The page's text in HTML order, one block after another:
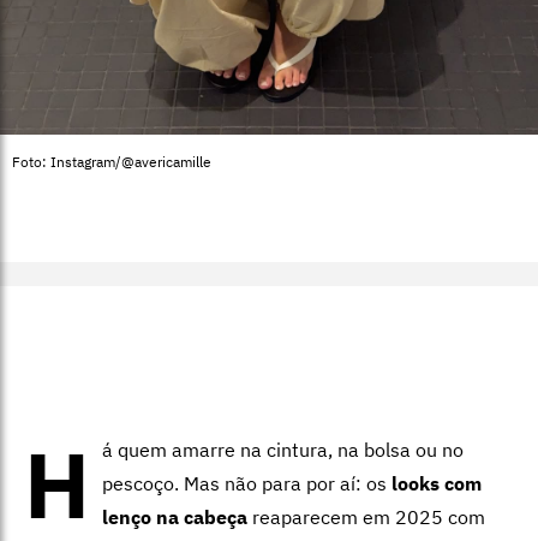
Foto: Instagram/@avericamille
H
á quem amarre na cintura, na bolsa ou no
pescoço. Mas não para por aí: os looks com
lenço na cabeça reaparecem em 2025 com